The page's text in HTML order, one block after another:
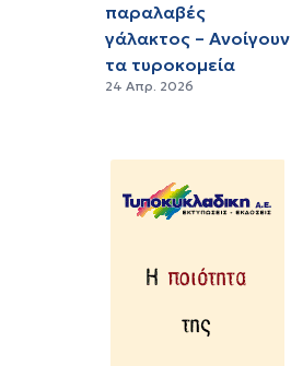
παραλαβές
γάλακτος – Ανοίγουν
τα τυροκομεία
24 Απρ. 2026